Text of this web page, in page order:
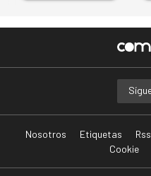
Nosotros Etiquetas
Cookie